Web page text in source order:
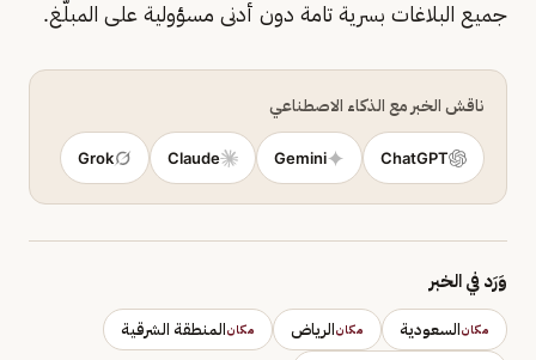
جميع البلاغات بسرية تامة دون أدنى مسؤولية على المبلّغ.
ناقش الخبر مع الذكاء الاصطناعي
ChatGPT
Gemini
Claude
Grok
وَرَد في الخبر
مكانالسعودية مكانالرياض مكانالمنطقة الشرقية